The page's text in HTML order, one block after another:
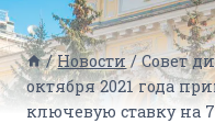
/ Новости / Совет
октября 2021 года
ключевую ставку на